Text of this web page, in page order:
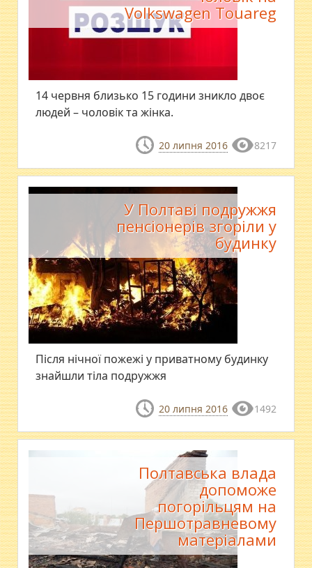
Volkswagen Touareg
14 червня близько 15 години зникло двоє
людей – чоловік та жінка.
20 липня 2016 8217
У Полтаві подружжя
пенсіонерів згоріли у
будинку
Після нічної пожежі у приватному будинку
знайшли тіла подружжя
20 липня 2016 1492
Полтавська влада
допоможе
погорільцям на
Першотравневому
матеріалами